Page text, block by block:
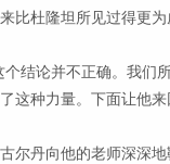
比杜隆坦所见过得更为
结论并不正确。我们
这种力量。下面让他来
尔丹向他的老师深深